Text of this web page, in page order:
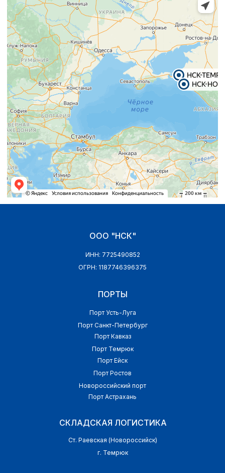
ООО "НСК"
ИНН: 7725490852
ОГРН: 1187746396375
СКЛАДСКАЯ ЛОГИСТИКА
ПОРТЫ
Порт Усть-Луга
Порт Санкт-Петербург
Порт Кавказ
Порт Темрюк
Порт Ейск
Порт Ростов
Новороссийский порт
Порт Астрахань
Ст. Раевская (Новороссийск)
г. Темрюк